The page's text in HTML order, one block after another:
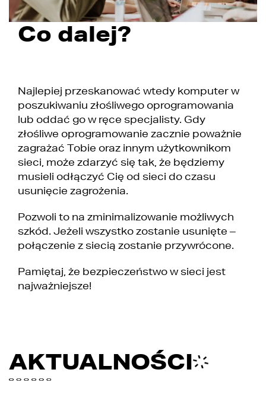
Co dalej?
Najlepiej przeskanować wtedy komputer w
poszukiwaniu złośliwego oprogramowania
lub oddać go w ręce specjalisty. Gdy
złośliwe oprogramowanie zacznie poważnie
zagrażać Tobie oraz innym użytkownikom
sieci, może zdarzyć się tak, że będziemy
musieli odłączyć Cię od sieci do czasu
usunięcie zagrożenia.
Pozwoli to na zminimalizowanie możliwych
szkód. Jeżeli wszystko zostanie usunięte –
połączenie z siecią zostanie przywrócone.
Pamiętaj, że bezpieczeństwo w sieci jest
najważniejsze!
AKTUALNOŚCI